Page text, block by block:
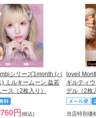
シリーズ1month (バ
) ミルキームーン 益若
ス（2枚入り）
円 (税込)
loveil
ギルティ
デル（2枚
当店特別価